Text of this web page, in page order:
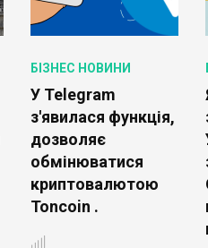
БІЗНЕС НОВИНИ
У Telegram
з'явилася функція,
дозволяє
обмінюватися
криптовалютою
Toncoin .